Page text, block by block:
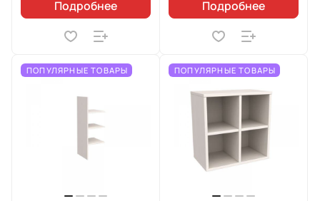
Подробнее
Подробнее
ПОПУЛЯРНЫЕ ТОВАРЫ ПОПУЛЯРНЫЕ ТОВАРЫ